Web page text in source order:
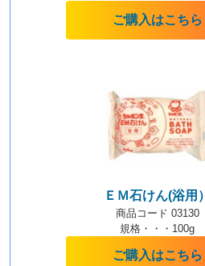
ご購入はこちら
ＥＭ石けん(浴用）
商品コード 03130
規格・・・100g
ご購入はこちら